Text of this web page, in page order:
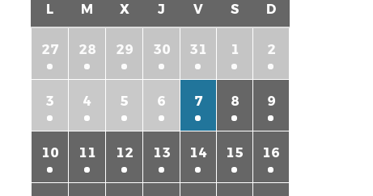
L M X J V S D
27 28 29 30 31 1 2
3 4 5 6 7 8 9
10 11 12 13 14 15 16